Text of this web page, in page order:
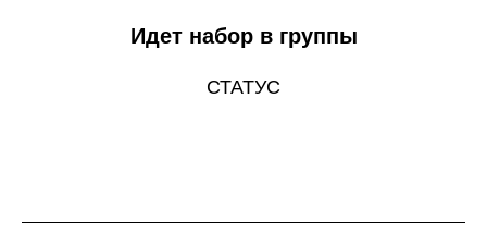
Идет набор в группы
СТАТУС